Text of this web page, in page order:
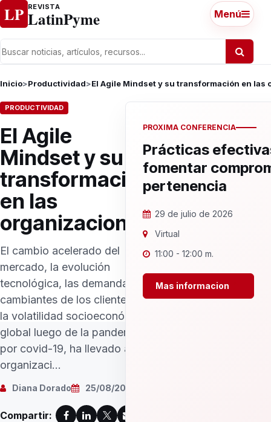
Ir al contenido
LP REVISTA
LatinPyme Menú
Inicio>Productividad>El Agile Mindset y su transformación en las
PRODUCTIVIDAD
El Agile
Mindset y su
transformación
en las
organizaciones
El cambio acelerado del
mercado, la evolución
tecnológica, las demandas
cambiantes de los clientes y
la volatilidad socioeconómica
global luego de la pandemia
por covid-19, ha llevado a las
organizaci...
Diana Dorado 25/08/2023
Compartir:
PROXIMA CONFERENCIA
Prácticas
fomentar
pertenencia
29 de julio de 2026
Virtual
11:00 - 12:00 m.
Mas informacion